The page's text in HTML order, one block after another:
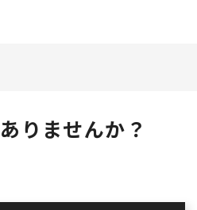
りませんか？